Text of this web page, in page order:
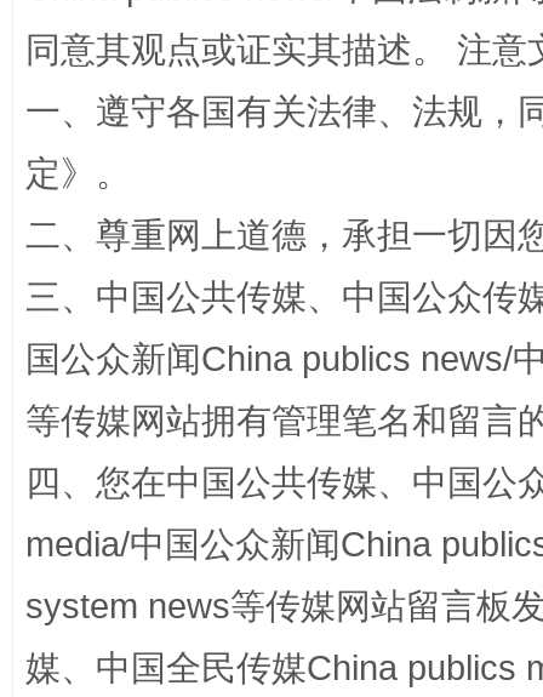
阿坝州三大球赛在茂县开幕 规模
同意其观点或证实其描述。 注
一、遵守各国有关法律、法规，
定》。
二、尊重网上道德，承担一切因
三、中国公共传媒、中国公众传
国公众新闻China publics news/
等传媒网站拥有管理笔名和留言
四、您在中国公共传媒、中国公
media/中国公众新闻China
system news等传媒网站留言板
媒、中国全民传媒China publics